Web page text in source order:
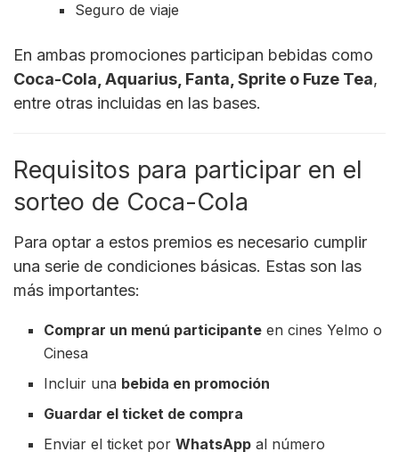
Seguro de viaje
En ambas promociones participan bebidas como
Coca-Cola, Aquarius, Fanta, Sprite o Fuze Tea,
entre otras incluidas en las bases.
Requisitos para participar en el
sorteo de Coca-Cola
Para optar a estos premios es necesario cumplir
una serie de condiciones básicas. Estas son las
más importantes:
Comprar un menú participante en cines Yelmo o
Cinesa
Incluir una bebida en promoción
Guardar el ticket de compra
Enviar el ticket porWhatsApp al número